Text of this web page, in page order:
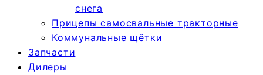
снега
Прицепы самосвальные тракторные
Коммунальные щётки
Запчасти
Дилеры